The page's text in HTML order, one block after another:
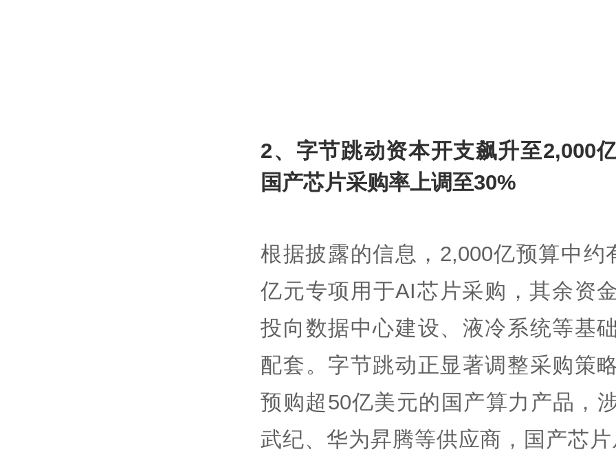
2、字节跳动资本开支飙升至2,000
国产芯片采购率上调至30%
根据披露的信息，2,000亿预算中约
亿元专项用于AI芯片采购，其余资
投向数据中心建设、液冷系统等基
配套。字节跳动正显著调整采购策
预购超50亿美元的国产算力产品，
武纪、华为昇腾等供应商，国产芯